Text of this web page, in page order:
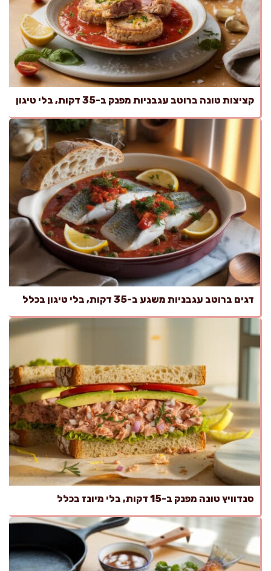
קציצות טונה ברוטב עגבניות מפנק ב-35 דקות, בלי טיגון
דגים ברוטב עגבניות משגע ב-35 דקות, בלי טיגון בכלל
סנדוויץ טונה מפנק ב-15 דקות, בלי מיונז בכלל